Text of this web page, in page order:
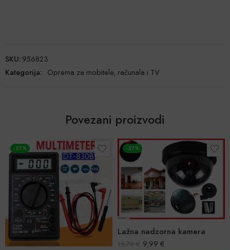
SKU:956823
Kategorija:: Oprema za mobitele, računala i TV
Povezani proizvodi
-27% -37%
Lažna nadzorna kamera
15,79€ 9,99 €